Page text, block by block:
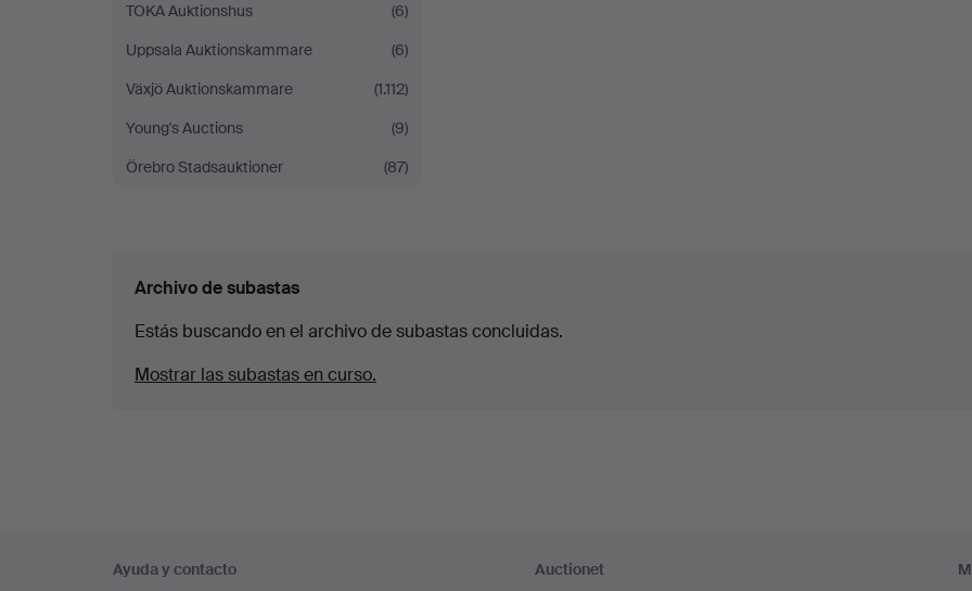
TOKA Auktionshus
(6)
Uppsala Auktionskammare
(6)
Växjö Auktionskammare
(1.112)
Young's Auctions
(9)
Örebro Stadsauktioner
(87)
Archivo de subastas
Estás buscando en el archivo de subastas concluidas.
Mostrar las subastas en curso.
en
Ayuda y contacto
Auctionet